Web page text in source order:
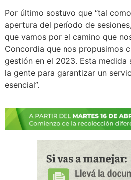
Por último sostuvo que “tal
apertura del período de
que vamos por el camino que
Concordia que nos propusimos
gestión en el 2023. Esta medida
la gente para garantizar un
esencial”.